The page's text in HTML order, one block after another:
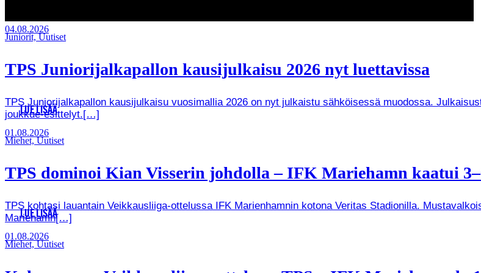
04.08.2026
Juniorit, Uutiset
TPS Juniorijalkapallon kausijulkaisu 2026 nyt luettavissa
TPS Juniorijalkapallon kausijulkaisu vuosimallia 2026 on nyt julkaistu sähköisessä muodossa.
joukkue-esittelyt.[…]
LUE LISÄÄ
01.08.2026
Miehet, Uutiset
TPS dominoi Kian Visserin johdolla – IFK Mariehamn kaatui
TPS kohtasi lauantain Veikkausliiga-ottelussa IFK Marienhamnin kotona Veritas Stadionilla.
Mariehamn[…]
LUE LISÄÄ
01.08.2026
Miehet, Uutiset